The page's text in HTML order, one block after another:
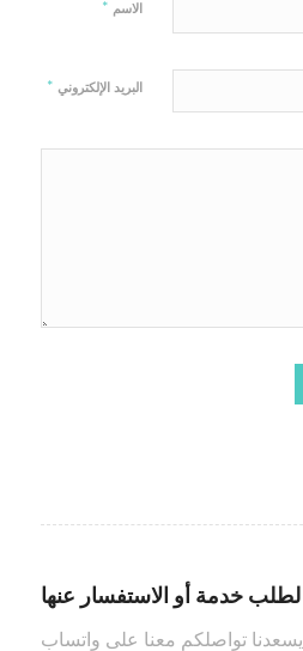
الاسم *
البريد الإلكتروني *
لطلب خدمة أو الاستفسار عنها
يسعدنا تواصلكم معنا على واتساب